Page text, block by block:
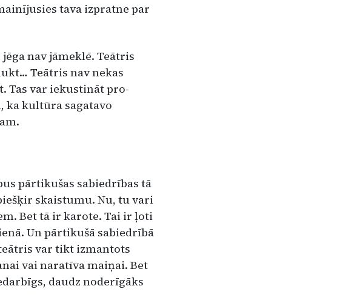
tava izpratne par
nav jāmeklē. Teātris
Teātris nav nekas
Tas var iekustināt pro­
ka kultūra sagatavo
pārtikušas sabiedrības tā
skaistumu. Nu, tu vari
Bet tā ir karote. Tai ir ļoti
Un pārtikušā sa­biedrībā
var tikt izmantots
vai naratīva maiņai. Bet
daudz noderīgāks